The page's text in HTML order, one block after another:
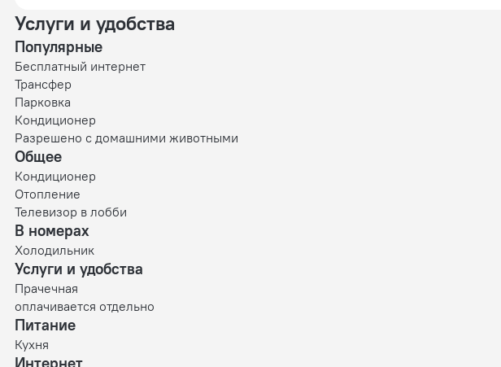
Услуги и удобства
Популярные
Бесплатный интернет
Трансфер
Парковка
Кондиционер
Разрешено с домашними животными
Общее
Кондиционер
Отопление
Телевизор в лобби
В номерах
Холодильник
Услуги и удобства
Прачечная
оплачивается отдельно
Питание
Кухня
Интернет